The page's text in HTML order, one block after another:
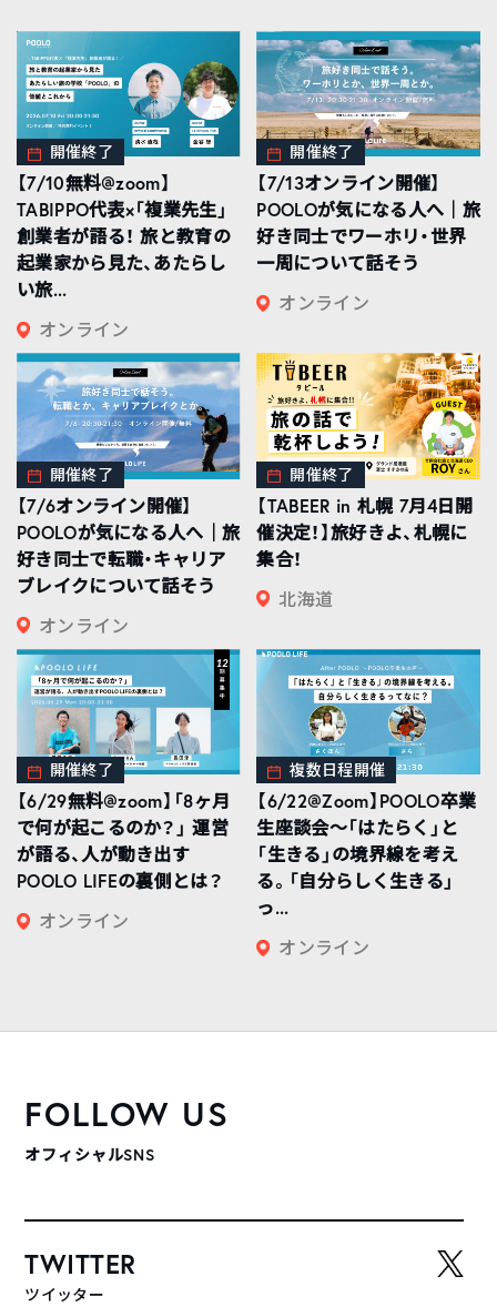
開催終了
【7/10無料@zoom】
TABIPPO代表×「複業先生」
創業者が語る！ 旅と教育の
起業家から見た、あたらし
い旅...
オンライン
開催終了
【7/13オンライン開催】
POOLOが気になる人へ｜旅
好き同士でワーホリ・世界
一周について話そう
オンライン
開催終了
【7/6オンライン開催】
POOLOが気になる人へ｜旅
好き同士で転職・キャリア
ブレイクについて話そう
オンライン
開催終了
【TABEER in 札幌 7月4日開
催決定！】旅好きよ、札幌に
集合！
北海道
開催終了
【6/29無料@zoom】「8ヶ月
で何が起こるのか？」 運営
が語る、人が動き出す
POOLO LIFEの裏側とは？
オンライン
複数日程開催
【6/22@Zoom】POOLO卒業
生座談会〜「はたらく」と
「生きる」の境界線を考え
る。「自分らしく生きる」
っ...
オンライン
FOLLOW US
オフィシャルSNS
TWITTER
ツイッター